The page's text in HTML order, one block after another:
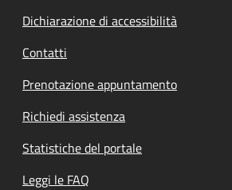
Dichiarazione di accessibilità
Contatti
Prenotazione appuntamento
Richiedi assistenza
Statistiche del portale
Leggi le FAQ